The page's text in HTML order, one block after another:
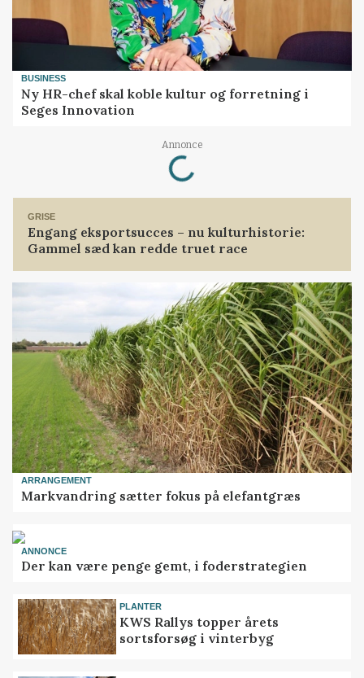
BUSINESS
Ny HR-chef skal koble kultur og forretning i
Seges Innovation
Annonce
Loading...
GRISE
Engang eksportsucces – nu kulturhistorie:
Gammel sæd kan redde truet race
ARRANGEMENT
Markvandring sætter fokus på elefantgræs
ANNONCE
Der kan være penge gemt, i foderstrategien
PLANTER
KWS Rallys topper årets
sortsforsøg i vinterbyg